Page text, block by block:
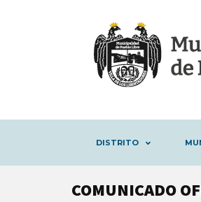
DISTRITO
COMUNICADO